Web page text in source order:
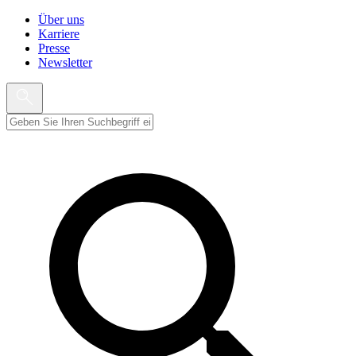
Über uns
Karriere
Presse
Newsletter